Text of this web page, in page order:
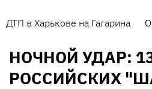
ДТП в Харькове на Гагарина
НОЧНОЙ УДАР:
РОССИЙСКИХ